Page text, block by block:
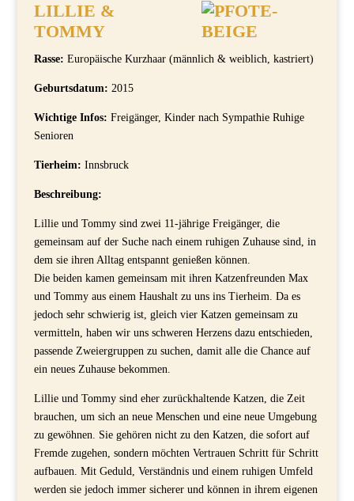
LILLIE &
TOMMY
Rasse: Europäische Kurzhaar (männlich & weiblich, kastriert)
Geburtsdatum: 2015
Wichtige Infos: Freigänger, Kinder nach Sympathie Ruhige
Senioren
Tierheim: Innsbruck
Beschreibung:
Lillie und Tommy sind zwei 11-jährige Freigänger, die
gemeinsam auf der Suche nach einem ruhigen Zuhause sind, in
dem sie ihren Alltag entspannt genießen können.
Die beiden kamen gemeinsam mit ihren Katzenfreunden Max
und Tommy aus einem Haushalt zu uns ins Tierheim. Da es
jedoch sehr schwierig ist, gleich vier Katzen gemeinsam zu
vermitteln, haben wir uns schweren Herzens dazu entschieden,
passende Zweiergruppen zu suchen, damit alle die Chance auf
ein neues Zuhause bekommen.
Lillie und Tommy sind eher zurückhaltende Katzen, die Zeit
brauchen, um sich an neue Menschen und eine neue Umgebung
zu gewöhnen. Sie gehören nicht zu den Katzen, die sofort auf
Fremde zugehen, sondern möchten Vertrauen Schritt für Schritt
aufbauen. Mit Geduld, Verständnis und einem ruhigen Umfeld
werden sie jedoch immer sicherer und können in ihrem eigenen